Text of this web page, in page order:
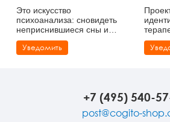
Это искусство
психоанализа: сновидеть
неприснившиеся сны и
прерванные крики
Уведомить
+7 (495) 540-
post@cogito-